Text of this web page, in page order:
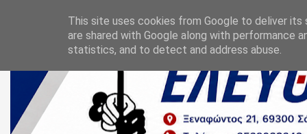
This site uses cookies from Google to deliver its
are shared with Google along with performance
statistics, and to detect and address abuse.